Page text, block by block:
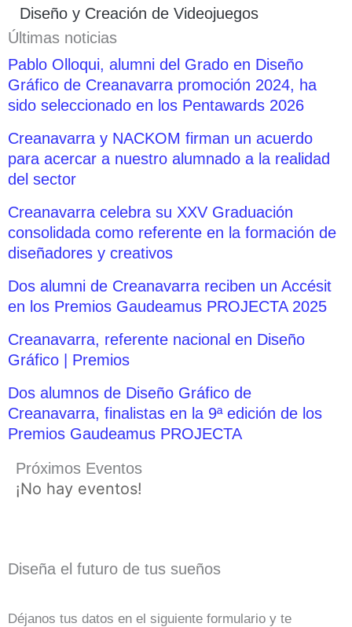
Diseño y Creación de Videojuegos
Últimas noticias
Pablo Olloqui, alumni del Grado en Diseño
Gráfico de Creanavarra promoción 2024, ha
sido seleccionado en los Pentawards 2026
Creanavarra y NACKOM firman un acuerdo
para acercar a nuestro alumnado a la realidad
del sector
Creanavarra celebra su XXV Graduación
consolidada como referente en la formación de
diseñadores y creativos
Dos alumni de Creanavarra reciben un Accésit
en los Premios Gaudeamus PROJECTA 2025
Creanavarra, referente nacional en Diseño
Gráfico | Premios
Dos alumnos de Diseño Gráfico de
Creanavarra, finalistas en la 9ª edición de los
Premios Gaudeamus PROJECTA
Próximos Eventos
¡No hay eventos!
Diseña el futuro de tus sueños
Déjanos tus datos en el siguiente formulario y te